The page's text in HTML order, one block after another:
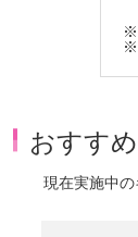
※
※
おすす
現在実施中の